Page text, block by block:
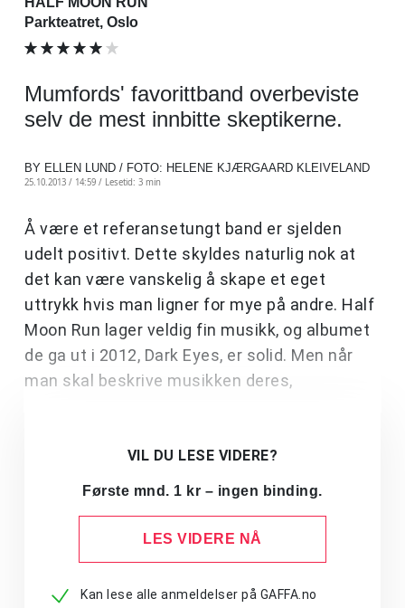
Parkteatret, Oslo
Mumfords' favorittband overbeviste
selv de mest innbitte skeptikerne.
BY ELLEN LUND / FOTO: HELENE KJÆRGAARD KLEIVELAND
25.10.2013 / 14:59 / Lesetid: 3 min
Å være et referansetungt band er sjelden
udelt positivt. Dette skyldes naturlig nok at
det kan være vanskelig å skape et eget
uttrykk hvis man ligner for mye på andre. Half
Moon Run lager veldig fin musikk, og albumet
de ga ut i 2012, Dark Eyes, er solid. Men når
man skal beskrive musikken deres,
VIL DU LESE VIDERE?
Første mnd. 1 kr – ingen binding.
LES VIDERE NÅ
Kan lese alle anmeldelser på GAFFA.no